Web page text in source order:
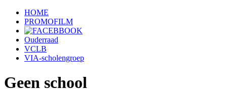
HOME
PROMOFILM
Ouderraad
VCLB
VIA-scholengroep
Geen school